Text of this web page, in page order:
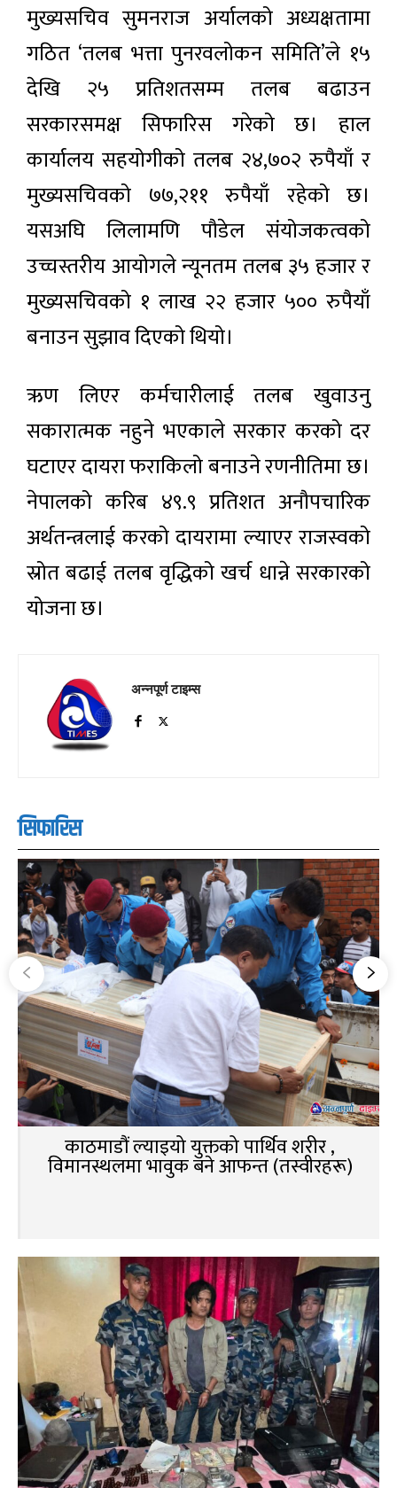
मुख्यसचिव सुमनराज अर्यालको अध्यक्षतामा
गठित ‘तलब भत्ता पुनरवलोकन समिति’ले १५
देखि २५ प्रतिशतसम्म तलब बढाउन
सरकारसमक्ष सिफारिस गरेको छ। हाल
कार्यालय सहयोगीको तलब २४,७०२ रुपैयाँ र
मुख्यसचिवको ७७,२११ रुपैयाँ रहेको छ।
यसअघि लिलामणि पौडेल संयोजकत्वको
उच्चस्तरीय आयोगले न्यूनतम तलब ३५ हजार र
मुख्यसचिवको १ लाख २२ हजार ५०० रुपैयाँ
बनाउन सुझाव दिएको थियो।
ऋण लिएर कर्मचारीलाई तलब खुवाउनु
सकारात्मक नहुने भएकाले सरकार करको दर
घटाएर दायरा फराकिलो बनाउने रणनीतिमा छ।
नेपालको करिब ४९.९ प्रतिशत अनौपचारिक
अर्थतन्त्रलाई करको दायरामा ल्याएर राजस्वको
स्रोत बढाई तलब वृद्धिको खर्च धान्ने सरकारको
योजना छ।
अन्नपूर्ण टाइम्स
सिफारिस
काठमाडौं ल्याइयो युक्तको पार्थिव शरीर ,
विमानस्थलमा भावुक बने आफन्त (तस्वीरहरू)